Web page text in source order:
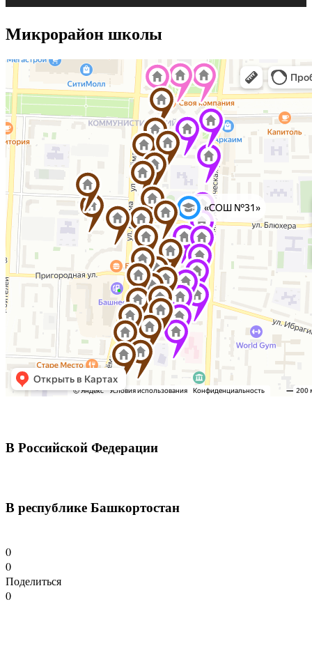
Микрорайон школы
В Российской Федерации
В республике Башкортостан
0
0
Поделиться
0